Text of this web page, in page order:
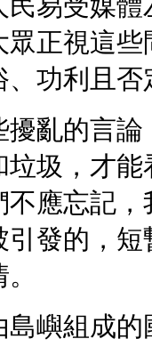
民易受媒
眾正視這
、功利且
的言論
垃圾，才
不應忘記
引發的，
組成的